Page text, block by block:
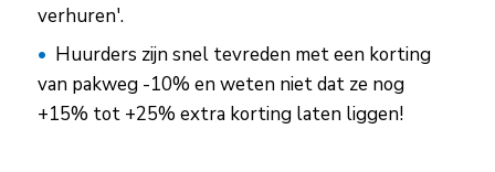
verhuren'.
Huurders zijn snel tevreden met een korting
van pakweg -10% en weten niet dat ze nog
+15% tot +25% extra korting laten liggen!